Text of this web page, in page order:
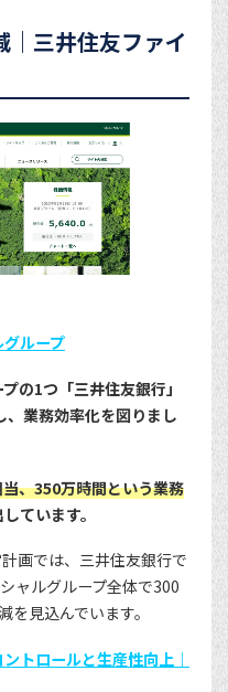
三井住友ファイ
ループ
の1つ「三井住友銀行」
、業務効率化を図りまし
、350万時間という業務
ています。
画では、三井住友銀行で
ャルグループ全体で300
見込んでいます。
トロールと生産性向上｜